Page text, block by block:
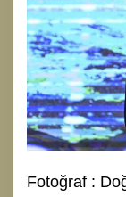
Fotoğraf :